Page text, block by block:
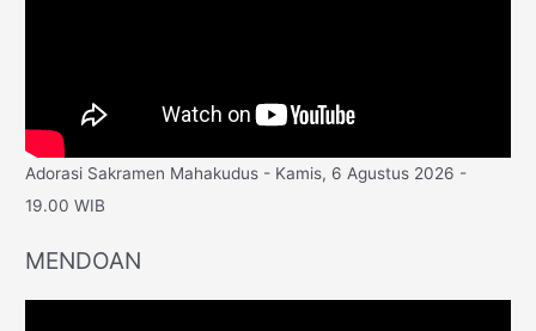
Adorasi Sakramen Mahakudus - Kamis, 6 Agustus 2026 -
19.00 WIB
MENDOAN